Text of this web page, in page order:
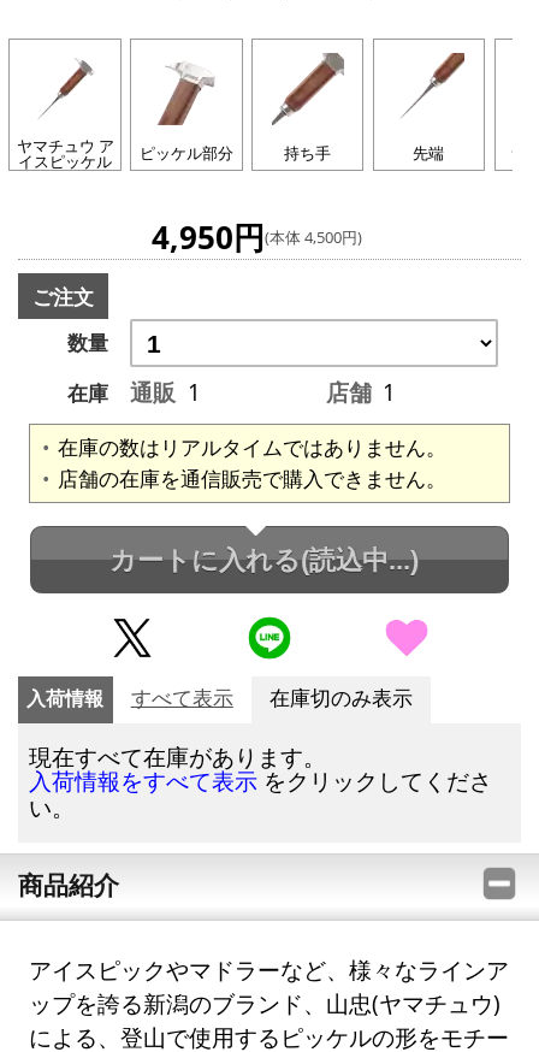
ヤマチュウ ア
イスピッケル ピッケル部分 持ち手 先端 サ
4,950円(本体 4,500円)
ご注文
数量
在庫
通販 1 店舗 1
在庫の数はリアルタイムではありません。
店舗の在庫を通信販売で購入できません。
カートに入れる(読込中...)
入荷情報 すべて表示 在庫切のみ表示
現在すべて在庫があります。
入荷情報をすべて表示 をクリックしてくださ
い。
商品紹介
アイスピックやマドラーなど、様々なラインア
ップを誇る新潟のブランド、山忠(ヤマチュウ)
による、登山で使用するピッケルの形をモチー